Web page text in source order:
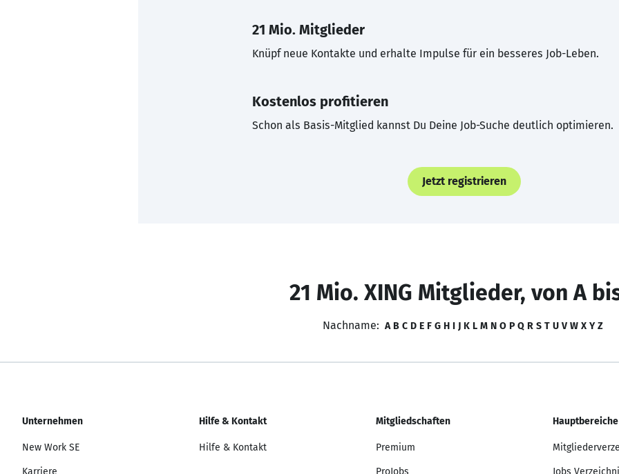
21 Mio. Mitglieder
Knüpf neue Kontakte und erhalte Impulse für ein besseres Job-Leben.
Kostenlos profitieren
Schon als Basis-Mitglied kannst Du Deine Job-Suche deutlich optimieren.
Jetzt registrieren
21 Mio. XING Mitglieder, von A
Nachname: A B C D E F G H I J K L M N O P Q R S T U V W X Y Z
Unternehmen
New Work SE
Karriere
Hilfe & Kontakt
Hilfe & Kontakt
Mitgliedschaften
Premium
ProJobs
Hauptbereiche
Jobs